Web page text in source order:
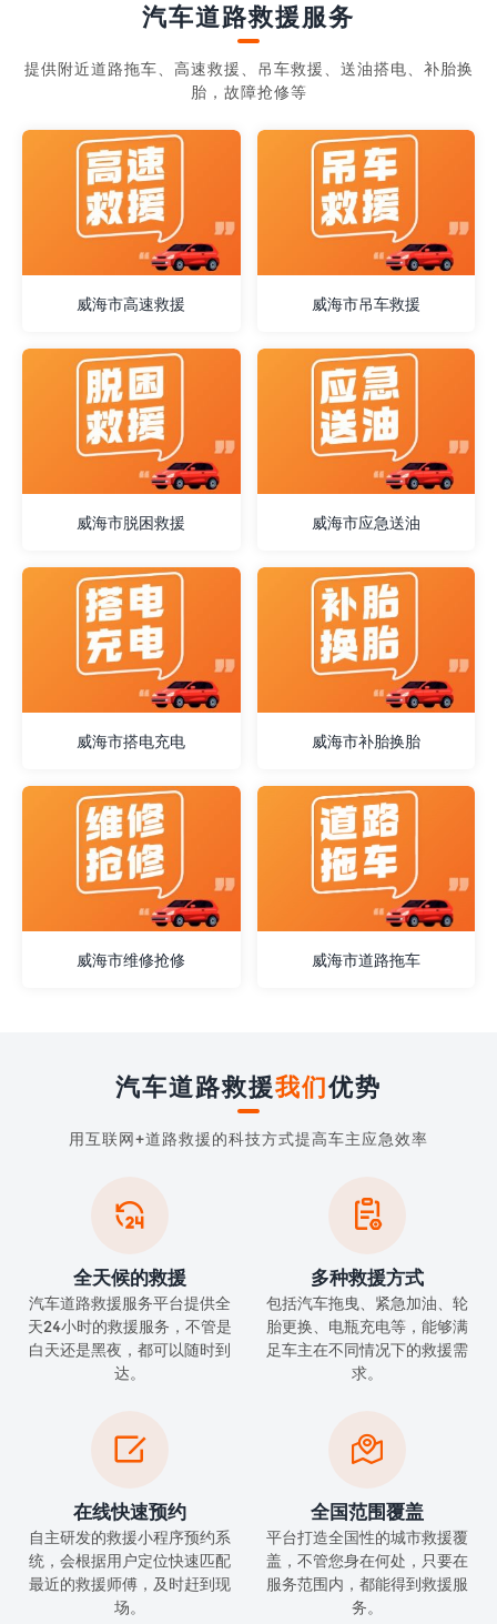
汽车道路救援服务
提供附近道路拖车、高速救援、吊车救援、送油搭电、补胎换
胎，故障抢修等
威海市高速救援 威海市吊车救援
威海市脱困救援 威海市应急送油
威海市搭电充电 威海市补胎换胎
威海市维修抢修 威海市道路拖车
汽车道路救援我们优势
用互联网+道路救援的科技方式提高车主应急效率

全天候的救援
汽车道路救援服务平台提供全
天24小时的救援服务，不管是
白天还是黑夜，都可以随时到
达。

多种救援方式
包括汽车拖曳、紧急加油、轮
胎更换、电瓶充电等，能够满
足车主在不同情况下的救援需
求。

在线快速预约
自主研发的救援小程序预约系
统，会根据用户定位快速匹配
最近的救援师傅，及时赶到现
场。

全国范围覆盖
平台打造全国性的城市救援覆
盖，不管您身在何处，只要在
服务范围内，都能得到救援服
务。